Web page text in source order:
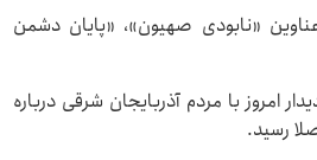
«نابودی صهیون»، «پایان دشمن
امروز با مردم آذربایجان شرقی درباره
رسید.